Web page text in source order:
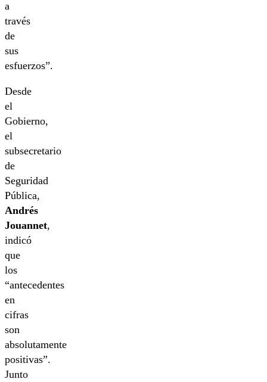
a
través
de
sus
esfuerzos”.
Desde
el
Gobierno,
el
subsecretario
de
Seguridad
Pública,
Andrés
Jouannet,
indicó
que
los
“antecedentes
en
cifras
son
absolutamente
positivas”.
Junto